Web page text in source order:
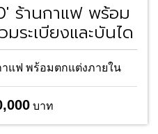
ร้านกาแฟ พร้อม
ระเบียงและบันได
าแฟ พร้อมตกแต่งภายใน
บาท